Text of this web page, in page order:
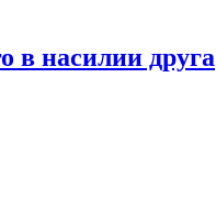
в насилии друга